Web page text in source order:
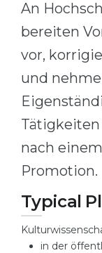
An
bereiten
vor,
und
Tätigkeiten
nach
Promotion.
Typical
in der